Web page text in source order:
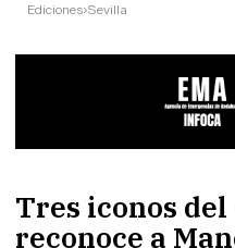
Ediciones Sevilla
Tres iconos
reconoce a